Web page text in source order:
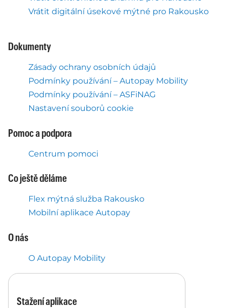
Vrátit digitální úsekové mýtné pro Rakousko
Dokumenty
Zásady ochrany osobních údajů
Podmínky používání – Autopay Mobility
Podmínky používání – ASFiNAG
Nastavení souborů cookie
Pomoc a podpora
Centrum pomoci
Co ještě děláme
Flex mýtná služba Rakousko
Mobilní aplikace Autopay
O nás
O Autopay Mobility
Stažení aplikace